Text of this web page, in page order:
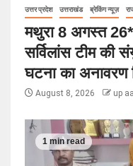
उत्तर प्रदेश उत्तराखंड ब्रेकिंग न्यूज़
मथुरा 8 अगस्त
सर्विलांस टीम की
घटना का अनावरण
August 8, 2026 up
1 min read